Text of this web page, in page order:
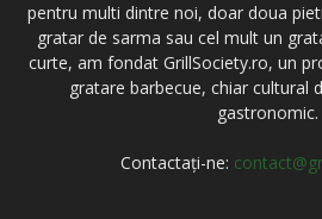
pentru multi dintre noi, doar doua
gratar de sarma sau cel mult un
curte, am fondat GrillSociety.ro, un
gratare barbecue, chiar cultural
gastronomic.
Contactați-ne: